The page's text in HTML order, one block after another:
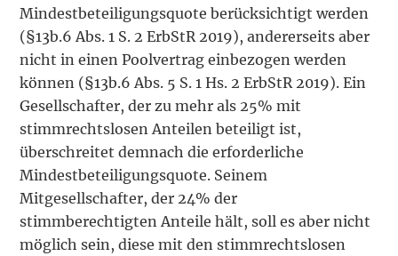
Mindestbeteiligungsquote berücksichtigt werden
(§13b.6 Abs. 1 S. 2 ErbStR 2019), andererseits aber
nicht in einen Poolvertrag einbezogen werden
können (§13b.6 Abs. 5 S. 1 Hs. 2 ErbStR 2019). Ein
Gesellschafter, der zu mehr als 25% mit
stimmrechtslosen Anteilen beteiligt ist,
überschreitet demnach die erforderliche
Mindestbeteiligungsquote. Seinem
Mitgesellschafter, der 24% der
stimmberechtigten Anteile hält, soll es aber nicht
möglich sein, diese mit den stimmrechtslosen